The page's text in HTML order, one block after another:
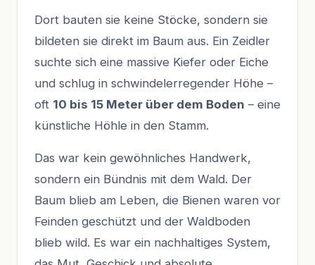
Dort bauten sie keine Stöcke, sondern sie
bildeten sie direkt im Baum aus. Ein Zeidler
suchte sich eine massive Kiefer oder Eiche
und schlug in schwindelerregender Höhe –
oft 10 bis 15 Meter über dem Boden – eine
künstliche Höhle in den Stamm.
Das war kein gewöhnliches Handwerk,
sondern ein Bündnis mit dem Wald. Der
Baum blieb am Leben, die Bienen waren vor
Feinden geschützt und der Waldboden
blieb wild. Es war ein nachhaltiges System,